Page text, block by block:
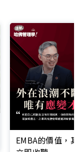
EMBA的價值，